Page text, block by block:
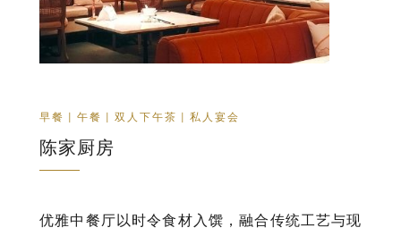
早餐 | 午餐 | 双人下午茶 | 私人宴会
陈家厨房
优雅中餐厅以时令食材入馔，融合传统工艺与现